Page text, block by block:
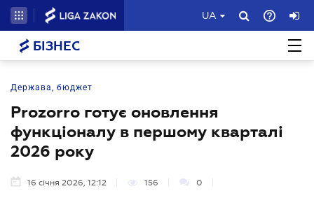
UA
БІЗНЕС
Держава, бюджет
Prozorro готує оновлення
функціоналу в першому кварталі
2026 року
16 січня 2026, 12:12 156 0